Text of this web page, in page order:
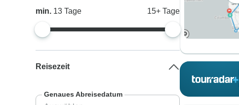
min. 13Tage 15+ Tage
Reisezeit
Genaues Abreisedatum